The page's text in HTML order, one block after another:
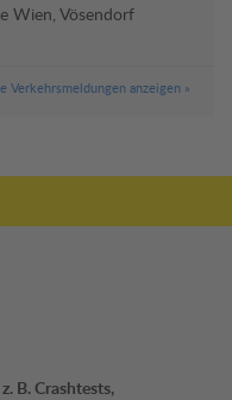
Wien, Vösendorf
Verkehrsmeldungen anzeigen »
B. Crashtests,